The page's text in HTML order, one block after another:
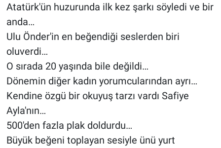
Atatürk'ün huzurunda ilk kez şarkı söyledi ve bir
anda…
Ulu Önder'in en beğendiği seslerden biri
oluverdi…
O sırada 20 yaşında bile değildi…
Dönemin diğer kadın yorumcularından ayrı…
Kendine özgü bir okuyuş tarzı vardı Safiye
Ayla'nın…
500'den fazla plak doldurdu…
Büyük beğeni toplayan sesiyle ünü yurt